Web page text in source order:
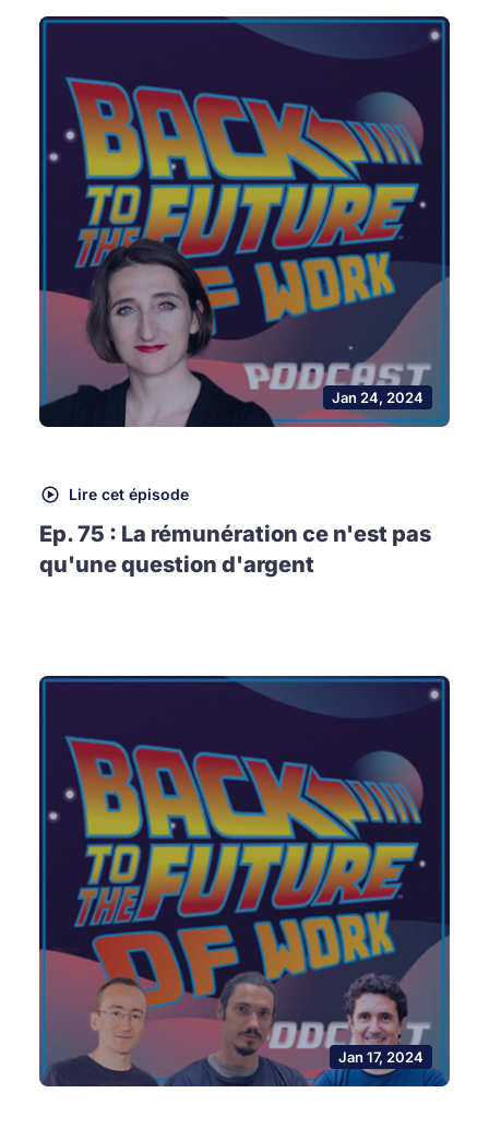
Jan 24, 2024
Lire cet épisode
Ep. 75 : La rémunération ce n'est pas
qu'une question d'argent
Jan 17, 2024